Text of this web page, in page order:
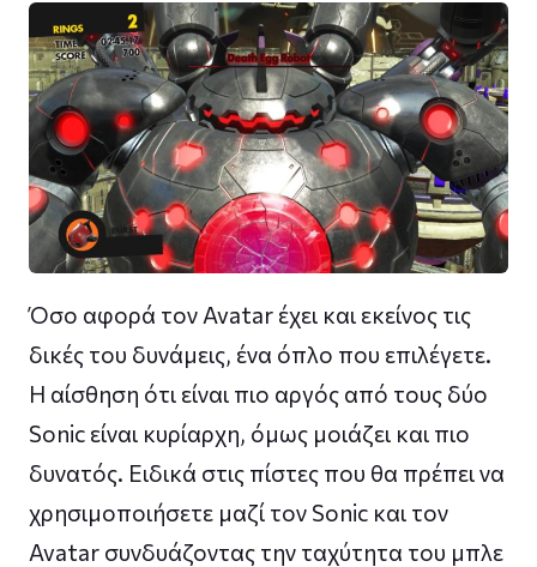
Όσο αφορά τον Avatar έχει και εκείνος τις
δικές του δυνάμεις, ένα όπλο που επιλέγετε.
Η αίσθηση ότι είναι πιο αργός από τους δύο
Sonic είναι κυρίαρχη, όμως μοιάζει και πιο
δυνατός. Ειδικά στις πίστες που θα πρέπει να
χρησιμοποιήσετε μαζί τον Sonic και τον
Avatar συνδυάζοντας την ταχύτητα του μπλε